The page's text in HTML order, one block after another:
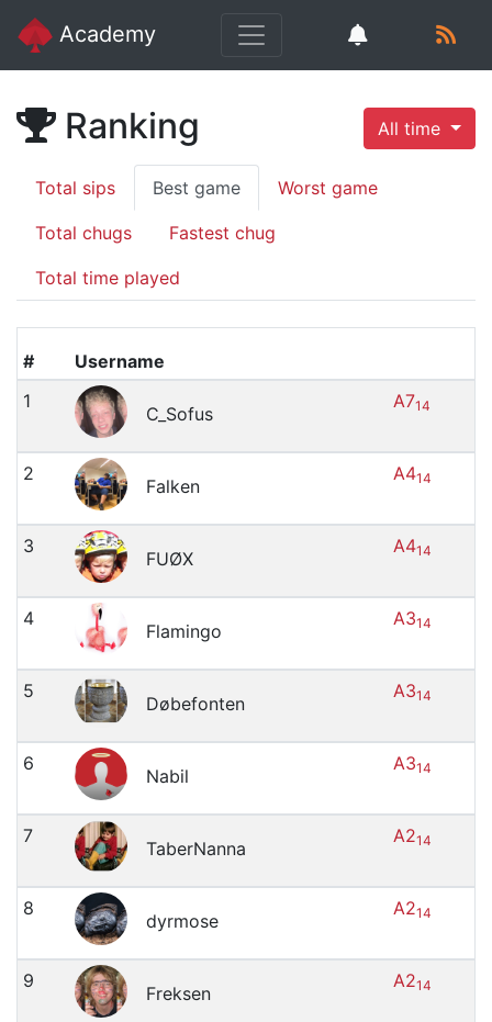
Academy
Ranking All time
Total sips Best game Worst game
Total chugs Fastest chug
Total time played
#
Username
1
C_Sofus
A714
2
Falken
A414
3
FUØX
A414
4
Flamingo
A314
5
Døbefonten
A314
6
Nabil
A314
7
TaberNanna
A214
8
dyrmose
A214
9
Freksen
A214